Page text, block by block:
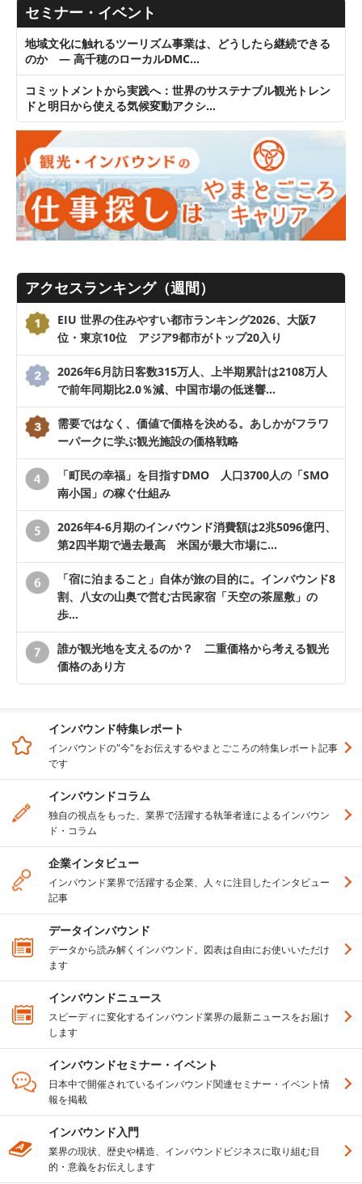
セミナー・イベント
地域文化に触れるツーリズム事業は、どうしたら継続できる
のか ― 高千穂のローカルDMC…
コミットメントから実践へ：世界のサステナブル観光トレン
ドと明日から使える気候変動アクシ…
アクセスランキング（週間）
EIU 世界の住みやすい都市ランキング2026、大阪7
位・東京10位 アジア9都市がトップ20入り
2026年6月訪日客数315万人、上半期累計は2108万人
で前年同期比2.0％減、中国市場の低迷響…
需要ではなく、価値で価格を決める。あしかがフラワ
ーパークに学ぶ観光施設の価格戦略
「町民の幸福」を目指すDMO 人口3700人の「SMO
南小国」の稼ぐ仕組み
2026年4-6月期のインバウンド消費額は2兆5096億円、
第2四半期で過去最高 米国が最大市場に…
「宿に泊まること」自体が旅の目的に。インバウンド8
割、八女の山奥で営む古民家宿「天空の茶屋敷」の
歩…
誰が観光地を支えるのか？ 二重価格から考える観光
価格のあり方
インバウンド特集レポート
インバウンドの"今"をお伝えするやまとごころの特集レポート記事
です
インバウンドコラム
独自の視点をもった、業界で活躍する執筆者達によるインバウン
ド・コラム
企業インタビュー
インバウンド業界で活躍する企業、人々に注目したインタビュー
記事
データインバウンド
データから読み解くインバウンド。図表は自由にお使いいただけ
ます
インバウンドニュース
スピーディに変化するインバウンド業界の最新ニュースをお届け
します
インバウンドセミナー・イベント
日本中で開催されているインバウンド関連セミナー・イベント情
報を掲載
インバウンド入門
業界の現状、歴史や構造、インバウンドビジネスに取り組む目
的・意義をお伝えします